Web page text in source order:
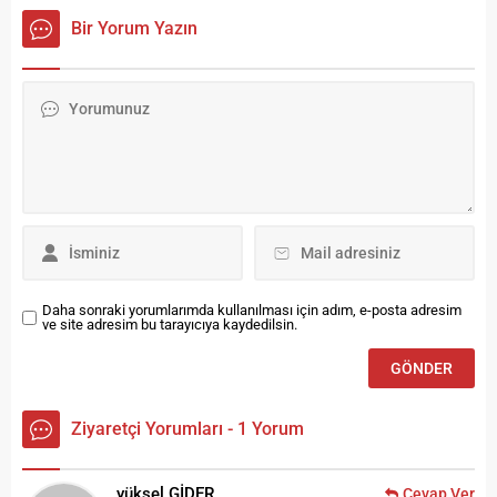
Çorluspor'u 1-0 mağlup etti.
mevsimi öncesinde şehrin...
Bir Yorum Yazın
Daha sonraki yorumlarımda kullanılması için adım, e-posta adresim
ve site adresim bu tarayıcıya kaydedilsin.
Ziyaretçi Yorumları - 1 Yorum